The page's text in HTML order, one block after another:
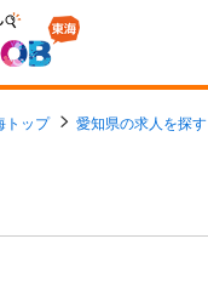
トップ 愛知県の求人を探す